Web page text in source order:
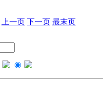
上一页 下一页 最末页